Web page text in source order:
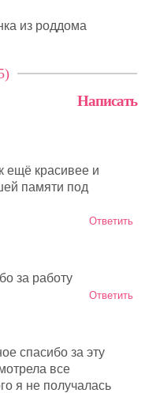
из роддома
Написать
ещё красивее и
памяти под
Ответить
за работу
Ответить
спасибо за эту
все
я не получалась